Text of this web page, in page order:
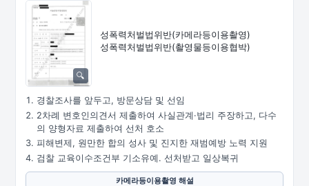
성폭력처벌법위반(카메라등이용촬영)
성폭력처벌법위반(촬영물등이용협박)
경찰조사를 앞두고, 방문상담 및 선임
2차례 변호인의견서 제출하여 사실관계·법리 주장하고, 다수
의 양형자료 제출하여 선처 호소
피해변제, 원만한 합의 성사 및 진지한 재범예방 노력 지원
검찰 교육이수조건부 기소유예. 선처받고 일상복귀
카메라등이용촬영 해설